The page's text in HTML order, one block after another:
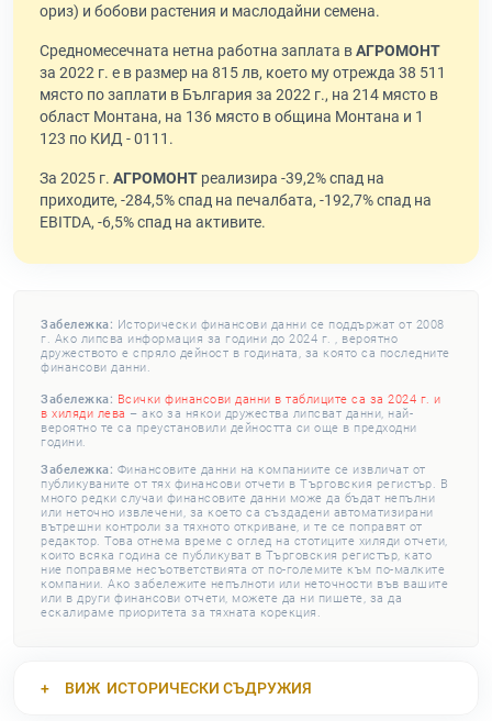
ориз) и бобови растения и маслодайни семена.
Средномесечната нетна работна заплата вАГРОМОНТ
за 2022 г. е в размер на 815 лв, което му отрежда 38 511
място по заплати в България за 2022 г., на 214 място в
област Монтана, на 136 място в община Монтана и 1
123 по КИД - 0111.
За 2025 г. АГРОМОНТ реализира -39,2% спад на
приходите, -284,5% спад на печалбата, -192,7% спад на
EBITDA, -6,5% спад на активите.
Забележка: Исторически финансови данни се поддържат от 2008
г. Ако липсва информация за години до 2024 г. , вероятно
дружеството е спряло дейност в годината, за която са последните
финансови данни.
Забележка: Всички финансови данни в таблиците са за 2024 г. и
в хиляди лева – ако за някои дружества липсват данни, най-
вероятно те са преустановили дейността си още в предходни
години.
Забележка: Финансовите данни на компаниите се извличат от
публикуваните от тях финансови отчети в Търговския регистър. В
много редки случаи финансовите данни може да бъдат непълни
или неточно извлечени, за което са създадени автоматизирани
вътрешни контроли за тяхното откриване, и те се поправят от
редактор. Това отнема време с оглед на стотиците хиляди отчети,
които всяка година се публикуват в Търговския регистър, като
ние поправяме несъответствията от по-големите към по-малките
компании. Ако забележите непълноти или неточности във вашите
или в други финансови отчети, можете да ни пишете, за да
ескалираме приоритета за тяхната корекция.
ВИЖ ИСТОРИЧЕСКИ СЪДРУЖИЯ